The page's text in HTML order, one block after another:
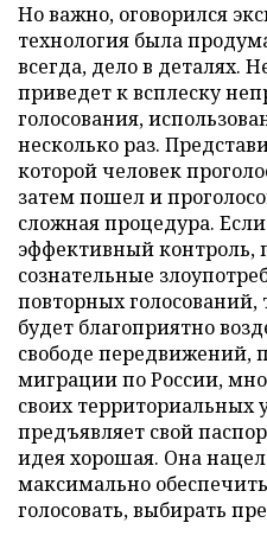
Но важно, оговорился
технология была
всегда, дело в деталях.
приведет к всплеску
голосования,
несколько раз.
которой человек
затем пошел и
сложная процедура. Если
эффективный контроль,
сознательные
повторных голосований,
будет благоприятно
свободе передвижений,
миграции по России,
своих территориальных
предъявляет свой
идея хорошая. Она
максимально
голосовать, выбирать